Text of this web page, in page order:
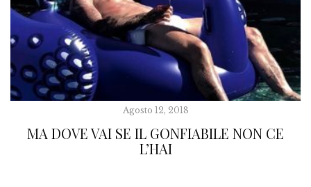
Agosto 12, 2018
MA DOVE VAI SE IL GONFIABILE NON CE
L’HAI